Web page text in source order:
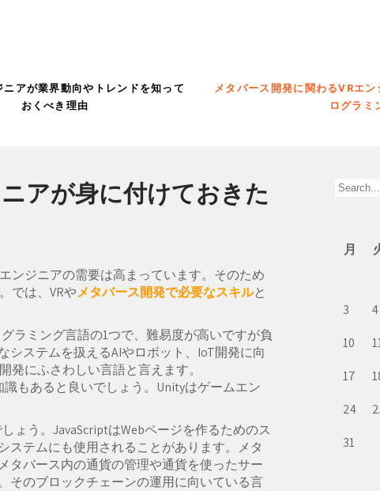
アが業界動向やトレンドを知って
おくべき理由
メタバース開発に関わるVRエ
ログラミ
アが身に付けておきた
ンジニアの需要は高まっています。そのため
では、VRやメタバース開発で必要なスキルと
ラミング言語の1つで、難易度が高いですが負
ステムを扱えるAIやロボット、IoT開発に向
発にふさわしい言語と言えます。
もあると良いでしょう。Unityはゲームエン
ょう。JavaScriptはWebページを作るためのス
ステムにも使用されることがあります。メタ
タバース内の通貨の管理や通貨を使ったサー
そのブロックチェーンの運用に向いている言
月
3
4
10
17
24
31